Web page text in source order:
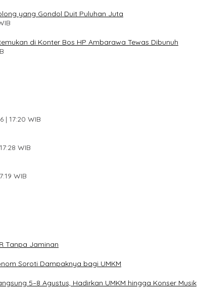
yang Gondol Duit Puluhan Juta
di Konter Bos HP Ambarawa Tewas Dibunuh
| 17:20 WIB
WIB
WIB
Tanpa Jaminan
Soroti Dampaknya bagi UMKM
5–8 Agustus, Hadirkan UMKM hingga Konser Musik